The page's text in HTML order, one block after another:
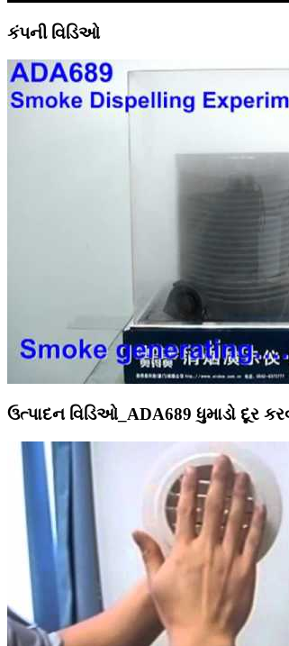
કંપની વિડિઓ
ઉત્પાદન વિડિઓ_ADA689 ધુમાડો દૂર